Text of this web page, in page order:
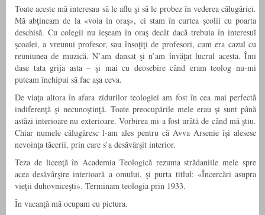
Toate aceste mă interesau să le aflu şi să le probez în vederea călugăriei.
Mă abţineam de la «voia în oraş», ci stam în curtea şcolii cu poarta
deschisă. Cu colegii nu ieşeam în oraş decât dacă trebuia în interesul
şcoalei, a vreunui profesor, sau însoţiţi de profesori, cum era cazul cu
reuniunea de muzică. N’am dansat şi n’am învăţat lucrul acesta. Îmi
dase tata grija asta – şi mai cu deosebire când eram teolog nu-mi
puteam închipui să fac aşa ceva.
De viaţa altora în afara zidurilor teologiei am fost în cea mai perfectă
indiferenţă şi necunoştinţă. Toate preocupările mele erau şi sunt până
astăzi interioare nu exterioare. Vorbirea mi-a fost urâtă de când mă ştiu.
Chiar numele călugăresc l-am ales pentru că Avva Arsenie îşi alesese
nevoinţa tăcerii, prin care s’a desăvârşit interior.
Teza de licenţă în Academia Teologică rezuma strădaniile mele spre
acea desăvârşire interioară a omului, şi purta titlul: «Încercări asupra
vieţii duhovniceşti». Terminam teologia prin 1933.
În vacanţă mă ocupam cu pictura.